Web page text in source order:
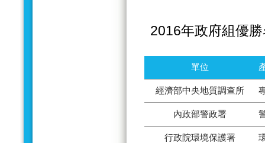
2016年政府組優
單位
經濟部中央地質調查所
內政部警政署
行政院環境保護署